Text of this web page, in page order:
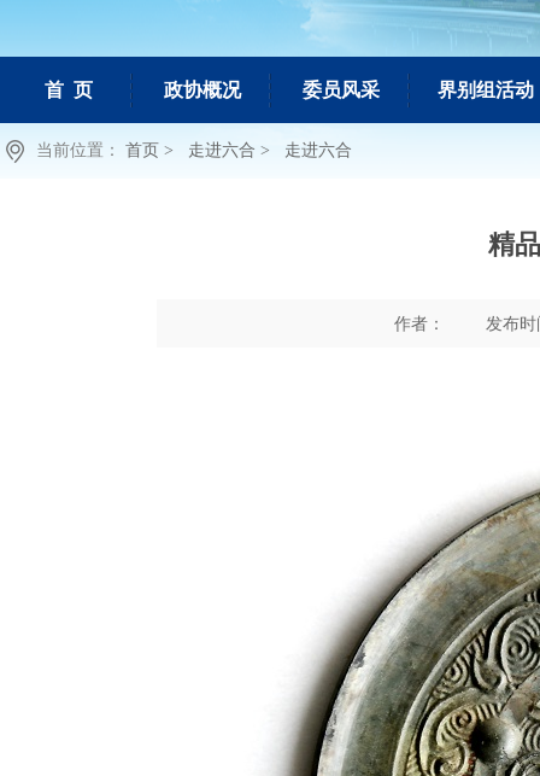
首 页 政协概况 委员风采 界别组活动
当前位置： 首页 > 走进六合 > 走进六合
精
作者： 发布时